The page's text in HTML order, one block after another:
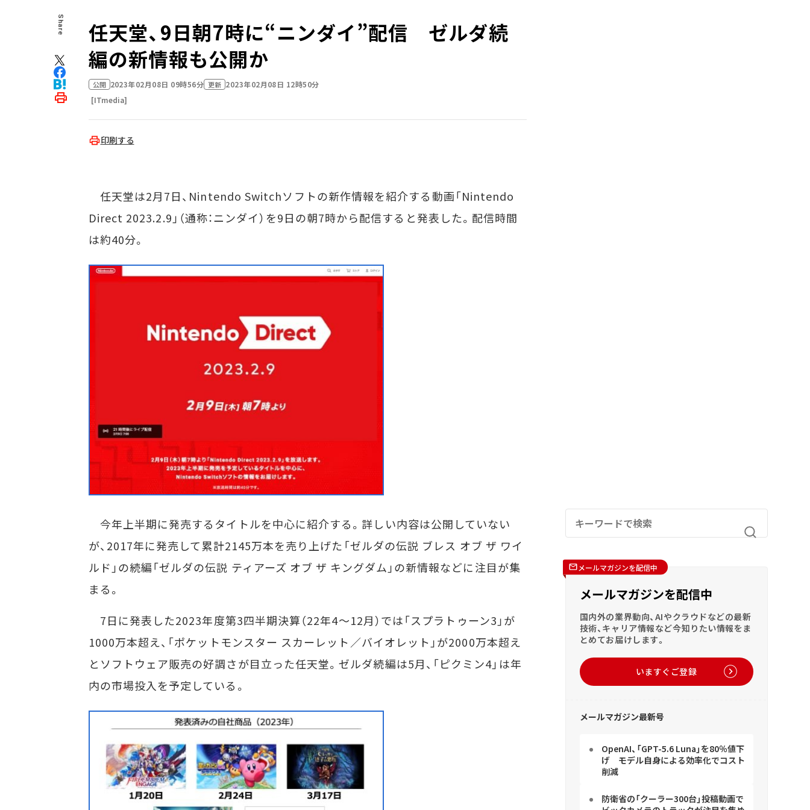
Share
任天堂、9日朝7時に“ニンダイ”配信 ゼルダ続
編の新情報も公開か
公開 2023年02月08日 09時56分 更新 2023年02月08日 12時50分
[ITmedia]
印刷する
任天堂は2月7日、Nintendo Switchソフトの新作情報を紹介する動画「Nintendo
Direct 2023.2.9」（通称：ニンダイ）を9日の朝7時から配信すると発表した。配信時間
は約40分。
今年上半期に発売するタイトルを中心に紹介する。詳しい内容は公開していない
が、2017年に発売して累計2145万本を売り上げた「ゼルダの伝説 ブレス オブ ザ ワイ
ルド」の続編「ゼルダの伝説 ティアーズ オブ ザ キングダム」の新情報などに注目が集
まる。
7日に発表した2023年度第3四半期決算（22年4～12月）では「スプラトゥーン3」が
1000万本超え、「ポケットモンスター スカーレット／バイオレット」が2000万本超え
とソフトウェア販売の好調さが目立った任天堂。ゼルダ続編は5月、「ピクミン4」は年
内の市場投入を予定している。
メールマガジンを配信中
メールマガジンを配信中
国内外の業界動向、AIやクラウドなどの最新
技術、キャリア情報など今知りたい情報をま
とめてお届けします。
いますぐご登録
メールマガジン最新号
OpenAI、「GPT-5.6 Luna」を80％値下
げ モデル自身による効率化でコスト
削減
防衛省の「クーラー300台」投稿動画で